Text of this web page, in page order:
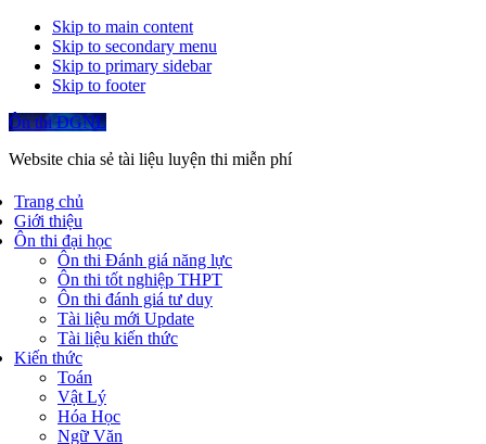
Skip to main content
Skip to secondary menu
Skip to primary sidebar
Skip to footer
Ôn thi ĐGNL
Website chia sẻ tài liệu luyện thi miễn phí
Trang chủ
Giới thiệu
Ôn thi đại học
Ôn thi Đánh giá năng lực
Ôn thi tốt nghiệp THPT
Ôn thi đánh giá tư duy
Tài liệu mới Update
Tài liệu kiến thức
Kiến thức
Toán
Vật Lý
Hóa Học
Ngữ Văn